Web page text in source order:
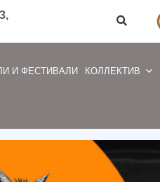
И ФЕСТИВАЛИ КОЛЛЕКТИВ